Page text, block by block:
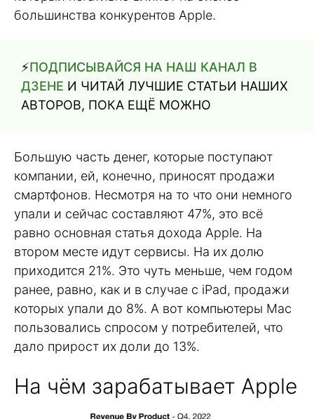
большинства конкурентов Apple.
⚡️ПОДПИСЫВАЙСЯ НА НАШ КАНАЛ В
ДЗЕНЕ И ЧИТАЙ ЛУЧШИЕ СТАТЬИ НАШИХ
АВТОРОВ, ПОКА ЕЩЁ МОЖНО
Большую часть денег, которые поступают
компании, ей, конечно, приносят продажи
смартфонов. Несмотря на то что они немного
упали и сейчас составляют 47%, это всё
равно основная статья дохода Apple. На
втором месте идут сервисы. На их долю
приходится 21%. Это чуть меньше, чем годом
ранее, равно, как и в случае с iPad, продажи
которых упали до 8%. А вот компьютеры Mac
пользовались спросом у потребителей, что
дало прирост их доли до 13%.
На чём зарабатывает Apple